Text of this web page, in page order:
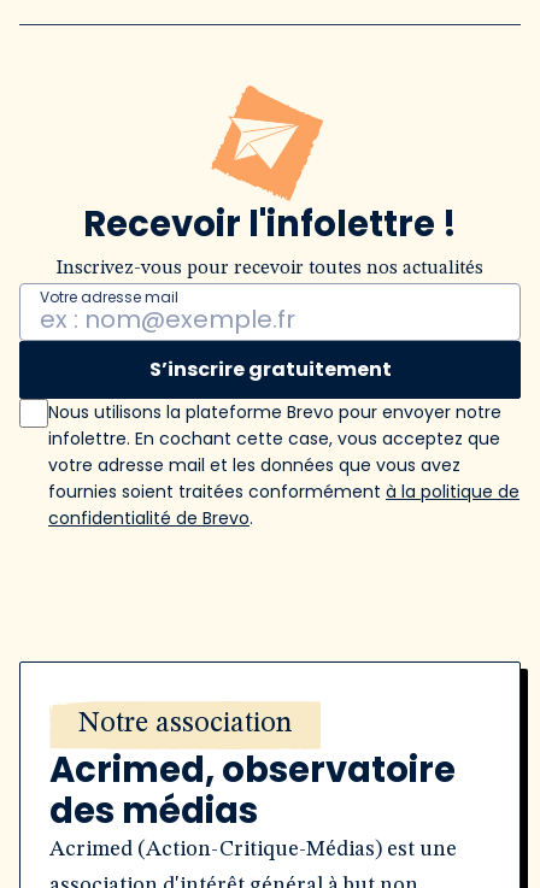
Recevoir l'infolettre !
Inscrivez-vous pour recevoir toutes nos actualités
Votre adresse mail
S’inscrire gratuitement
Nous utilisons la plateforme Brevo pour envoyer notre
infolettre. En cochant cette case, vous acceptez que
votre adresse mail et les données que vous avez
fournies soient traitées conformément à la politique de
confidentialité de Brevo.
Notre association
Acrimed, observatoire
des médias
Acrimed (Action-Critique-Médias) est une